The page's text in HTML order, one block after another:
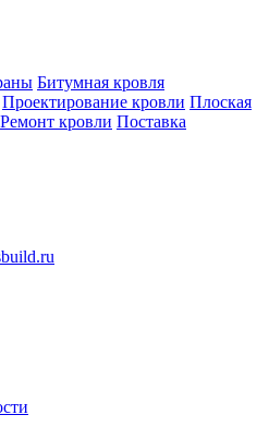
Битумная кровля
Проектирование кровли Плоская
Ремонт кровли Поставка